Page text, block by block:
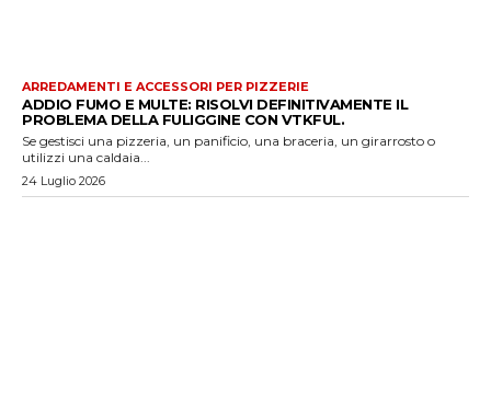
ARREDAMENTI E ACCESSORI PER PIZZERIE
ADDIO FUMO E MULTE: RISOLVI DEFINITIVAMENTE IL
PROBLEMA DELLA FULIGGINE CON VTKFUL.
Se gestisci una pizzeria, un panificio, una braceria, un girarrosto o
utilizzi una caldaia...
24 Luglio 2026